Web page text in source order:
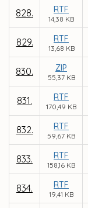
828. RTF
14,38 KB
829. RTF
13,68 KB
830. ZIP
55,37 KB
831. RTF
170,49 KB
832. RTF
59,67 KB
833. RTF
158,16 KB
834. RTF
19,41 KB